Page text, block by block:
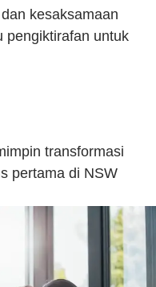
kesaksamaan
untuk
transformasi
pertama di NSW